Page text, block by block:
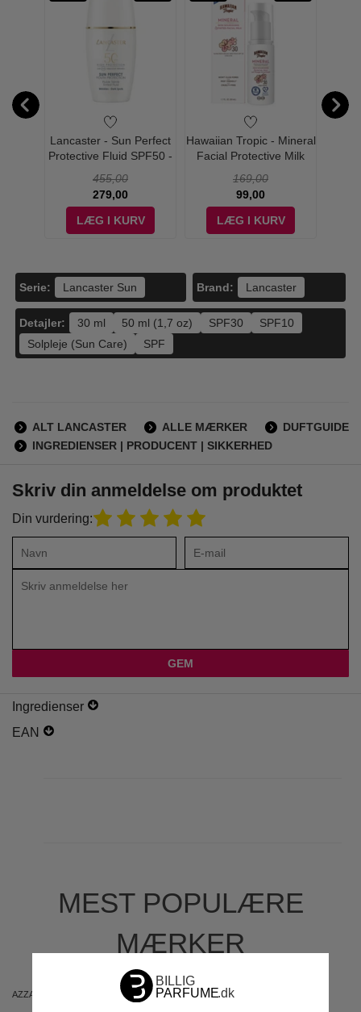
Lancaster - Sun Perfect
Protective Fluid SPF50 -
455,00
279,00
LÆG I KURV
Hawaiian Tropic - Mineral
Facial Protective Milk
169,00
99,00
LÆG I KURV
Serie: Lancaster Sun Brand: Lancaster
Detajler: 30 ml 50 ml (1,7 oz) SPF30
SPF10
Solpleje (Sun Care)
SPF
ALT LANCASTER ALLE MÆRKER
DUFTGUIDE
INGREDIENSER | PRODUCENT | SIKKERHED
Skriv din anmeldelse om produktet
Din vurdering:
Ingredienser
EAN
MEST POPULÆRE
MÆRKER
AZZARO ARIANA GRANDE